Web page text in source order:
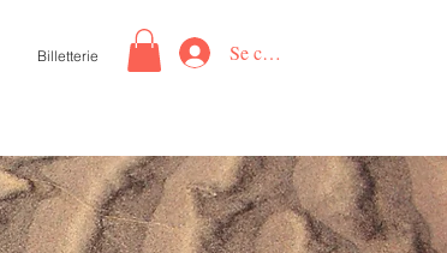
Billetterie Se connecter